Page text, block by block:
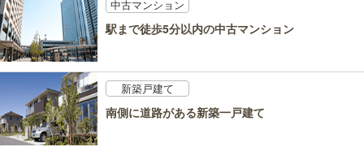
中古マンション
駅まで徒歩5分以内の中古マンション
新築戸建て
南側に道路がある新築一戸建て